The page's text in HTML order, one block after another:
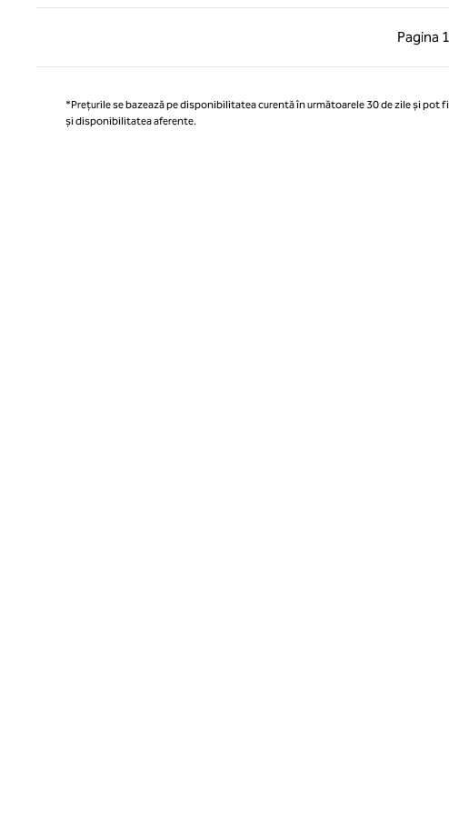
PaginaPagina
*Prețurile se bazează pe disponibilitatea curentă în următoarele 30 de zile și
și disponibilitatea aferente.